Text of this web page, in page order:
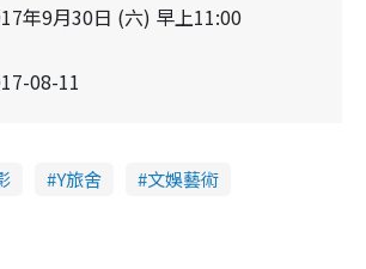
年9月30日 (六) 早上11:00
08-11
Y旅舍 文娛藝術